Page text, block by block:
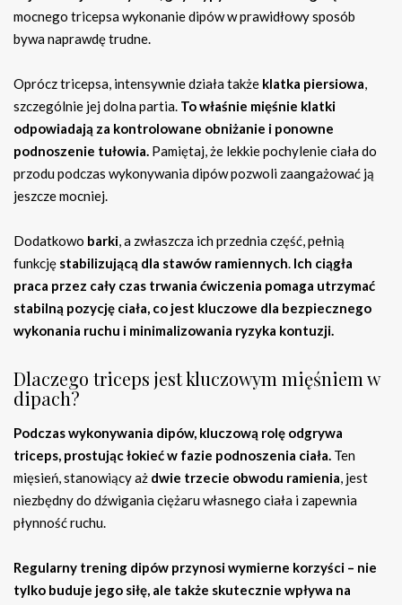
mocnego tricepsa wykonanie dipów w prawidłowy sposób
bywa naprawdę trudne.
Oprócz tricepsa, intensywnie działa także klatka piersiowa,
szczególnie jej dolna partia. To właśnie mięśnie klatki
odpowiadają za kontrolowane obniżanie i ponowne
podnoszenie tułowia. Pamiętaj, że lekkie pochylenie ciała do
przodu podczas wykonywania dipów pozwoli zaangażować ją
jeszcze mocniej.
Dodatkowo barki, a zwłaszcza ich przednia część, pełnią
funkcję stabilizującą dla stawów ramiennych. Ich ciągła
praca przez cały czas trwania ćwiczenia pomaga utrzymać
stabilną pozycję ciała, co jest kluczowe dla bezpiecznego
wykonania ruchu i minimalizowania ryzyka kontuzji.
Dlaczego triceps jest kluczowym mięśniem w
dipach?
Podczas wykonywania dipów, kluczową rolę odgrywa
triceps, prostując łokieć w fazie podnoszenia ciała. Ten
mięsień, stanowiący aż dwie trzecie obwodu ramienia, jest
niezbędny do dźwigania ciężaru własnego ciała i zapewnia
płynność ruchu.
Regularny trening dipów przynosi wymierne korzyści – nie
tylko buduje jego siłę, ale także skutecznie wpływa na